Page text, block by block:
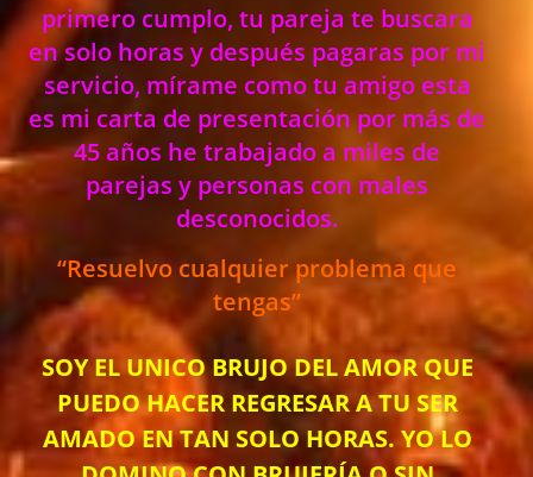
primero cumplo, tu pareja te buscara
en solo horas y después pagaras por mi
servicio, mírame como tu amigo esta
es mi carta de presentación por más de
45 años he trabajado a miles de
parejas y personas con males
desconocidos.
“Resuelvo cualquier problema que
tengas”
SOY EL UNICO BRUJO DEL AMOR QUE
PUEDO HACER REGRESAR A TU SER
AMADO EN TAN SOLO HORAS. YO LO